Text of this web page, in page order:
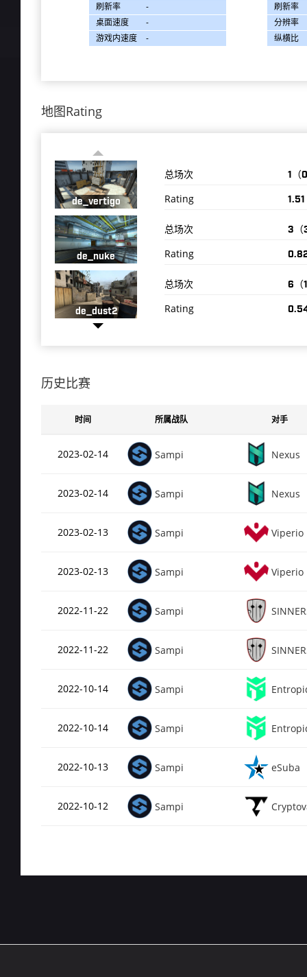
刷新率
-
桌面速度
-
游戏内速度
-
刷新率
分辨率
纵横比
地图Rating
de_vertigo
总场次 1（
Rating 1.51
de_nuke
总场次 3（
Rating
de_dust2
总场次 6（
Rating
de_overpass Rating
总场次
历史比赛
时间 所属战队 对手
2023-02-14 Sampi Nexus
2023-02-14 Sampi Nexus
2023-02-13 Sampi Viperio
2023-02-13 Sampi Viperio
2022-11-22 Sampi
2022-11-22 Sampi
2022-10-14 Sampi
2022-10-14 Sampi
2022-10-13 Sampi eSuba
2022-10-12 Sampi